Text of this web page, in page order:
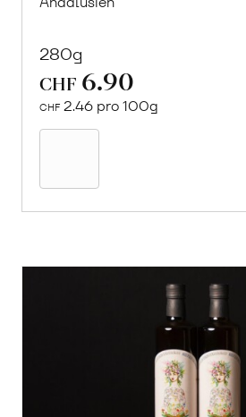
280g
CHF 6.90
CHF 2.46 pro 100g